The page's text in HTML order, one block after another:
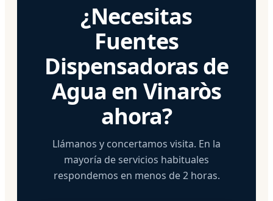
¿Necesitas
Fuentes
Dispensadoras de
Agua en Vinaròs
ahora?
Llámanos y concertamos visita. En la
mayoría de servicios habituales
respondemos en menos de 2 horas.